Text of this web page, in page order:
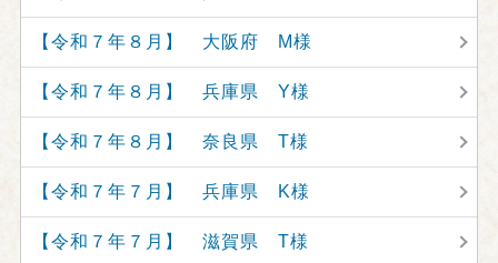
【令和７年８月】 大阪府 M様
【令和７年８月】 兵庫県 Y様
【令和７年８月】 奈良県 T様
【令和７年７月】 兵庫県 K様
【令和７年７月】 滋賀県 T様